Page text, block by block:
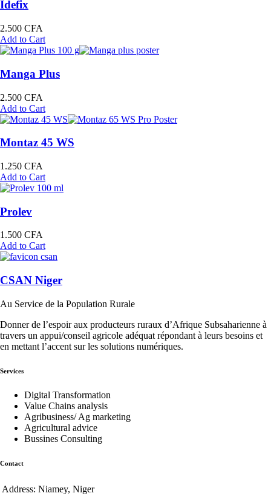
Idefix
2.500 CFA
Add to Cart
Manga Plus
2.500 CFA
Add to Cart
Montaz 45 WS
1.250 CFA
Add to Cart
Prolev
1.500 CFA
Add to Cart
CSAN Niger
Au Service de la Population Rurale
Donner de l’espoir aux producteurs ruraux d’Afrique Subsaharienne à
travers un appui/conseil agricole adéquat répondant à leurs besoins et
en mettant l’accent sur les solutions numériques.
Services
Digital Transformation
Value Chains analysis
Agribusiness/ Ag marketing
Agricultural advice
Bussines Consulting
Contact
Address: Niamey, Niger